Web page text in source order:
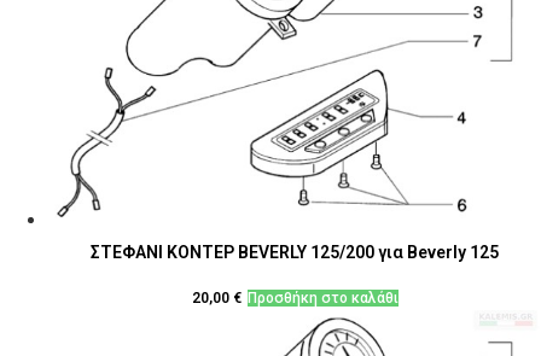
ΣΤΕΦΑΝΙ ΚΟΝΤΕΡ BEVERLY 125/200 για Beverly 125
20,00 € Προσθήκη στο καλάθι